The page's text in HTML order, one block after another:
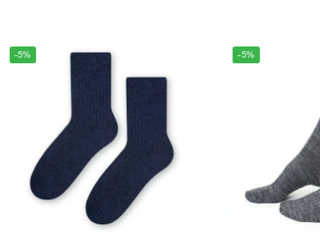
-5% -5%